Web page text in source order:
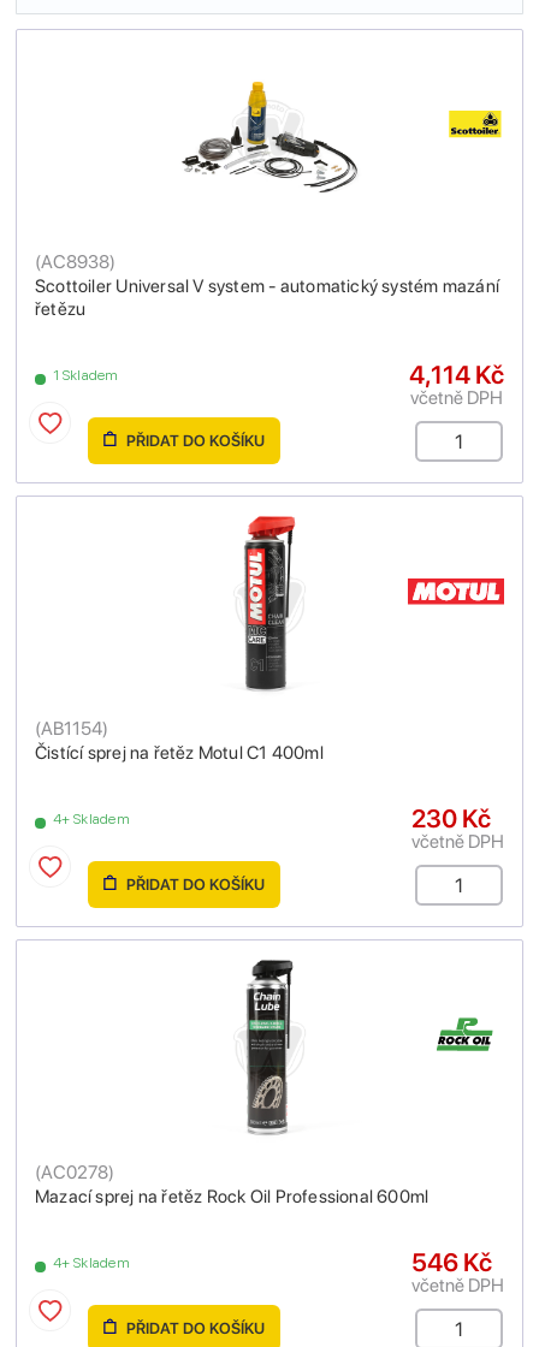
Scottoiler Universal V system - automatický systém mazání
řetězu
(AC8938)
1 Skladem 4,114 Kč
včetně DPH
PŘIDAT DO KOŠÍKU
Čistící sprej na řetěz Motul C1 400ml
(AB1154)
4+ Skladem 230 Kč
včetně DPH
PŘIDAT DO KOŠÍKU
Mazací sprej na řetěz Rock Oil Professional 600ml
(AC0278)
4+ Skladem 546 Kč
včetně DPH
PŘIDAT DO KOŠÍKU